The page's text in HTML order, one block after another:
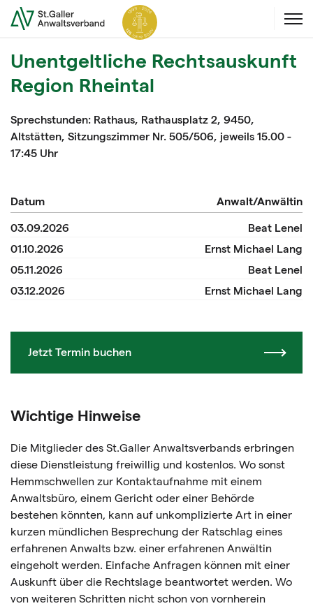
Unentgeltliche Rechtsauskunft
Region Rheintal
Sprechstunden: Rathaus, Rathausplatz 2, 9450,
Altstätten, Sitzungszimmer Nr. 505/506, jeweils 15.00 -
17:45 Uhr
Datum Anwalt/Anwältin
03.09.2026
Beat Lenel
01.10.2026
Ernst Michael Lang
05.11.2026
Beat Lenel
03.12.2026
Ernst Michael Lang
Jetzt Termin buchen
Wichtige Hinweise
Die Mitglieder des St.Galler Anwaltsverbands erbringen
diese Dienstleistung freiwillig und kostenlos. Wo sonst
Hemmschwellen zur Kontaktaufnahme mit einem
Anwaltsbüro, einem Gericht oder einer Behörde
bestehen könnten, kann auf unkomplizierte Art in einer
kurzen mündlichen Besprechung der Ratschlag eines
erfahrenen Anwalts bzw. einer erfahrenen Anwältin
eingeholt werden. Einfache Anfragen können mit einer
Auskunft über die Rechtslage beantwortet werden. Wo
von weiteren Schritten nicht schon von vornherein